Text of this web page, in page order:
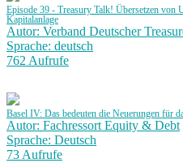
Episode 39 - Treasury Talk! Übersetzen von
Kapitalanlage
Autor: Verband Deutscher
Sprache: deutsch
762 Aufrufe
Basel IV: Das bedeuten die Neuerungen für
Autor: Fachressort Equity & Debt
Sprache: Deutsch
73 Aufrufe